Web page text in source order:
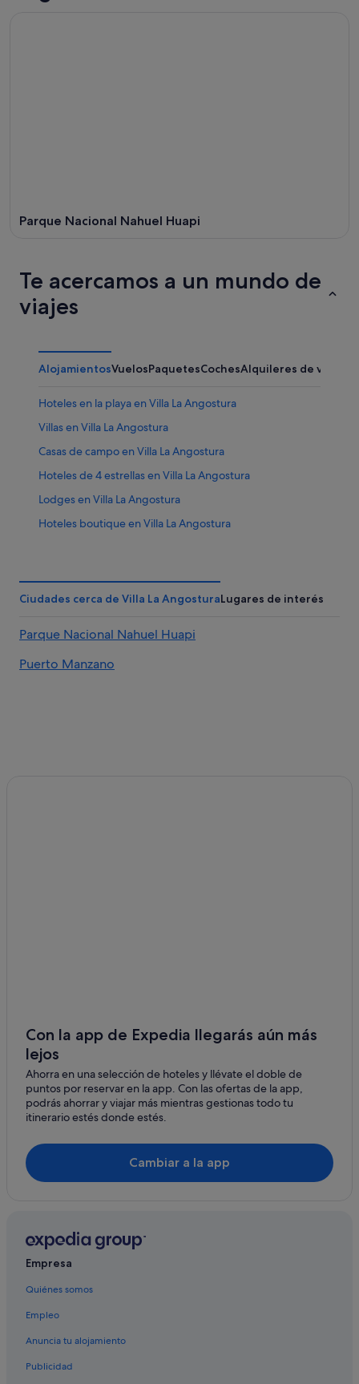
Parque Nacional Nahuel Huapi
Te acercamos a un mundo de
viajes
AlojamientosVuelosPaquetesCochesAlquileres de
Hoteles en la playa en Villa La Angostura
Villas en Villa La Angostura
Casas de campo en Villa La Angostura
Hoteles de 4 estrellas en Villa La Angostura
Lodges en Villa La Angostura
Hoteles boutique en Villa La Angostura
B&B en Villa La Angostura
Hoteles románticos en Villa La Angostura
Posadas en Villa La Angostura
Ciudades cerca de Villa La AngosturaLugares de interés
Parque Nacional Nahuel Huapi
Puerto Manzano
Con la app de Expedia llegarás aún más
lejos
Ahorra en una selección de hoteles y llévate el doble de
puntos por reservar en la app. Con las ofertas de la app,
podrás ahorrar y viajar más mientras gestionas todo tu
itinerario estés donde estés.
Cambiar a la app
Empresa
Quiénes somos
Empleo
Anuncia tu alojamiento
Publicidad